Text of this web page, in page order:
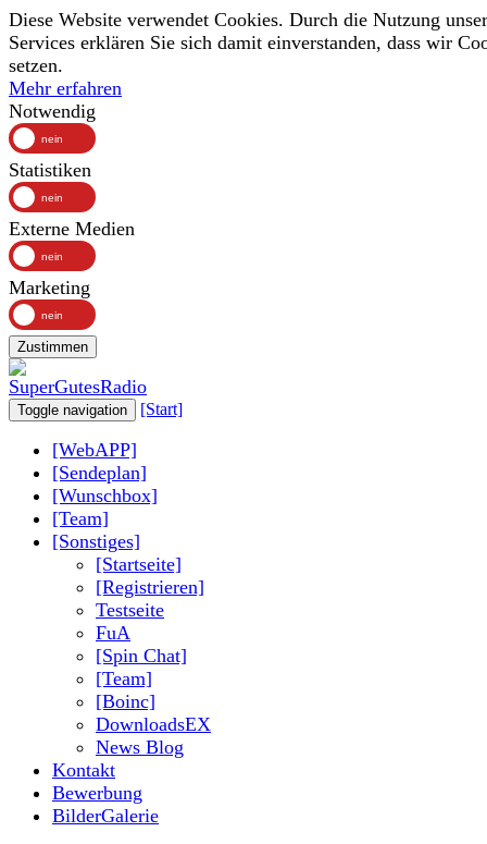
Diese Website verwendet Cookies. Durch die Nutzung
Services erklären Sie sich damit einverstanden, dass wir
setzen.
Mehr erfahren
Notwendig
Statistiken
Externe Medien
Marketing
Zustimmen
Toggle navigation [Start]
[WebAPP]
[Sendeplan]
[Wunschbox]
[Team]
[Sonstiges]
[Startseite]
[Registrieren]
Testseite
FuA
[Spin Chat]
[Team]
[Boinc]
DownloadsEX
News Blog
Kontakt
Bewerbung
BilderGalerie